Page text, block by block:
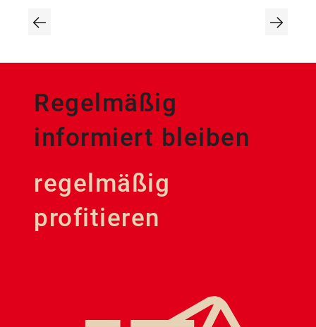
Regelmäßig
informiert bleiben
regelmäßig
profitieren